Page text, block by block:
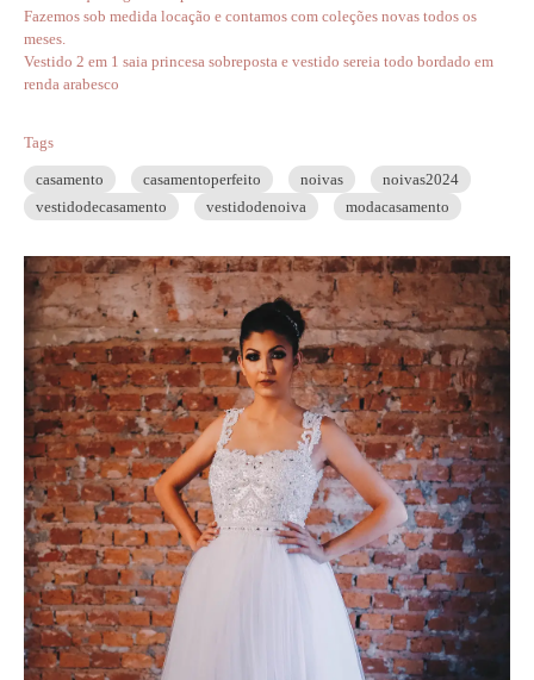
Fazemos sob medida locação e contamos com coleções novas todos os
meses.
Vestido 2 em 1 saia princesa sobreposta e vestido sereia todo bordado em
renda arabesco
Tags
casamento casamentoperfeito noivas
noivas2024
vestidodecasamento
vestidodenoiva modacasamento